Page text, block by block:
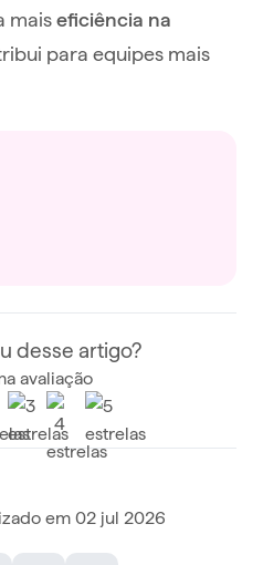
mais eficiência na
para equipes mais
desse artigo?
avaliação
em 02 jul 2026